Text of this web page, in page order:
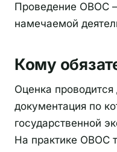
Проведение ОВОС
намечаемой
Кому
Оценка проводится
документация по
государственной
На практике ОВОС